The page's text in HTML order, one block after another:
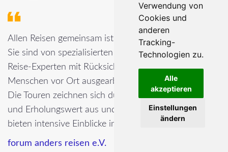
Verwendung von
Cookies und
anderen
Tracking-
Technologien zu.
Alle
akzeptieren
Einstellungen
ändern
Allen Reisen gemeinsam ist ihre gezielte Gestaltung:
Sie sind von spezialisierten
Reise-Experten mit Rücksicht auf die Natur und die
Menschen vor Ort ausgearbeitet.
Die Touren zeichnen sich durch einen hohen Erlebnis-
und Erholungswert aus und
bieten intensive Einblicke in die Reiseländer.
forum anders reisen e.V.